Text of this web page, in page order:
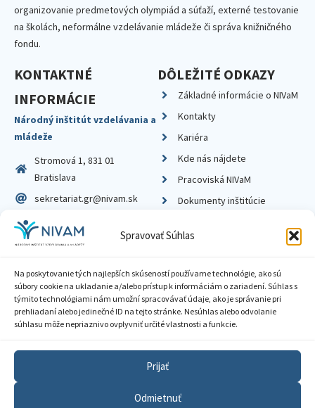
Spravovať Súhlas
Na poskytovanie tých najlepších skúseností používame technológie, ako sú
súbory cookie na ukladanie a/alebo prístup k informáciám o zariadení. Súhlas s
týmito technológiami nám umožní spracovávať údaje, ako je správanie pri
prehliadaní alebo jedinečné ID na tejto stránke. Nesúhlas alebo odvolanie
súhlasu môže nepriaznivo ovplyvniť určité vlastnosti a funkcie.
Prijať
Odmietnuť
organizovanie predmetových olympiád a súťaží, externé testovanie
na školách, neformálne vzdelávanie mládeže či správa knižničného
fondu.
KONTAKTNÉ
INFORMÁCIE
Národný inštitút vzdelávania a
mládeže
Stromová 1, 831 01
Bratislava
sekretariat.gr@nivam.sk
IČO: 00164348
DIČ: 2020798714
DÔLEŽITÉ ODKAZY
Základné informácie o NIVaM
Kontakty
Kariéra
Kde nás nájdete
Pracoviská NIVaM
Dokumenty inštitúcie
Zásady ochrany súkromia
Sprístupnenie informácií